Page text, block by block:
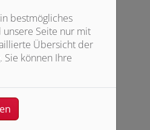
bestmögliches
unsere Seite nur mit
Übersicht der
Sie können Ihre